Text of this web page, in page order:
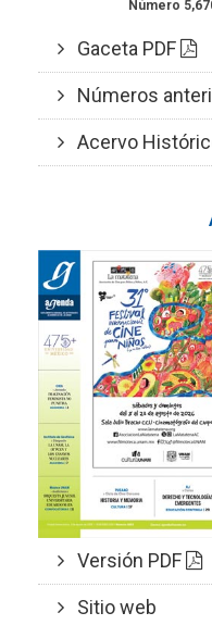
Número
Gaceta PDF
Números
Acervo
Versión PDF
Sitio web